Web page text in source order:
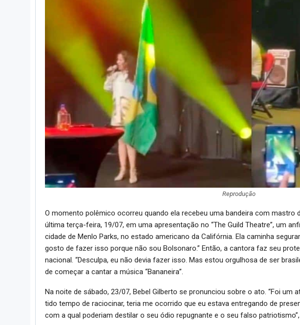
Reprodução
O momento polêmico ocorreu quando ela recebeu uma bandeira com mastro
última terça-feira, 19/07, em uma apresentação no “The Guild Theatre”, um
cidade de Menlo Parks, no estado americano da Califórnia. Ela caminha
gosto de fazer isso porque não sou Bolsonaro.” Então, a cantora faz seu
nacional. “Desculpa, eu não devia fazer isso. Mas estou orgulhosa de ser
de começar a cantar a música “Bananeira”.
Na noite de sábado, 23/07, Bebel Gilberto se pronunciou sobre o ato. “Foi um
tido tempo de raciocinar, teria me ocorrido que eu estava entregando de
com a qual poderiam destilar o seu ódio repugnante e o seu falso